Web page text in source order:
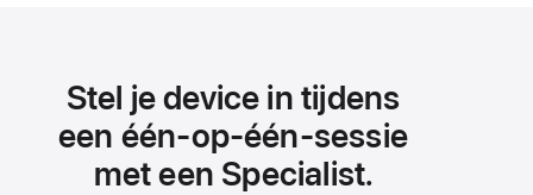
Stel je device in tijdens
een één‑op‑één-sessie
met een Specialist.